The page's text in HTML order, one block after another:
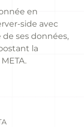
en
side avec
ses données,
la